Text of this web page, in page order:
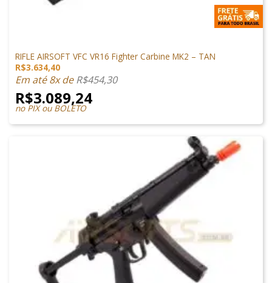
RIFLE AIRSOFT VFC VR16 Fighter Carbine MK2 – TAN
R$3.634,40
Em até 8x deR$454,30
R$3.089,24
no PIX ou BOLETO